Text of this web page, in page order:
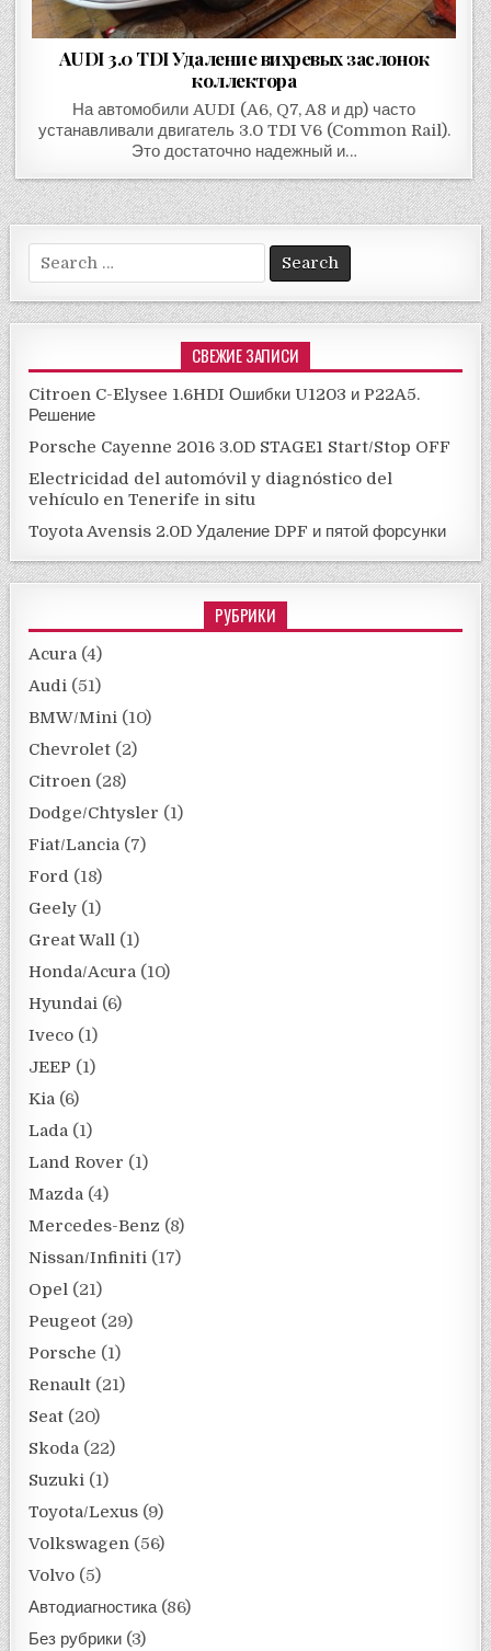
AUDI 3.0 TDI Удаление вихревых заслонок
коллектора
На автомобили AUDI (A6, Q7, A8 и др) часто
устанавливали двигатель 3.0 TDI V6 (Common Rail).
Это достаточно надежный и…
Search
for:
СВЕЖИЕ ЗАПИСИ
Citroen C-Elysee 1.6HDI Ошибки U1203 и P22A5.
Решение
Porsche Cayenne 2016 3.0D STAGE1 Start/Stop OFF
Electricidad del automóvil y diagnóstico del
vehículo en Tenerife in situ
Toyota Avensis 2.0D Удаление DPF и пятой форсунки
РУБРИКИ
Acura (4)
Audi (51)
BMW/Mini (10)
Chevrolet (2)
Citroen (28)
Dodge/Chtysler (1)
Fiat/Lancia (7)
Ford (18)
Geely (1)
Great Wall (1)
Honda/Acura (10)
Hyundai (6)
Iveco (1)
JEEP (1)
Kia (6)
Lada (1)
Land Rover (1)
Mazda (4)
Mercedes-Benz (8)
Nissan/Infiniti (17)
Opel (21)
Peugeot (29)
Porsche (1)
Renault (21)
Seat (20)
Skoda (22)
Suzuki (1)
Toyota/Lexus (9)
Volkswagen (56)
Volvo (5)
Автодиагностика (86)
Без рубрики (3)